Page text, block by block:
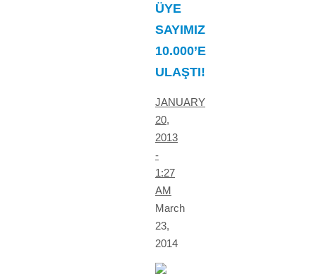
ÜYE
SAYIMIZ
10.000’E
ULAŞTI!
JANUARY
20,
2013
-
1:27
AM
March
23,
2014